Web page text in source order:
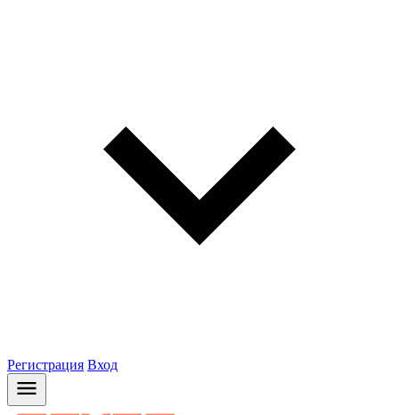
Регистрация Вход